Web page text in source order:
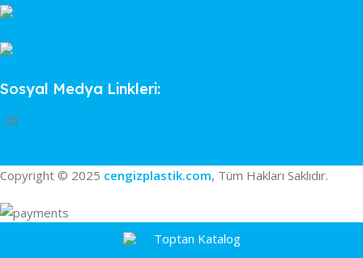
Sosyal Medya Linkleri:
Copyright © 2025 cengizplastik.com, Tüm Hakları Saklıdır.
Toptan Katalog